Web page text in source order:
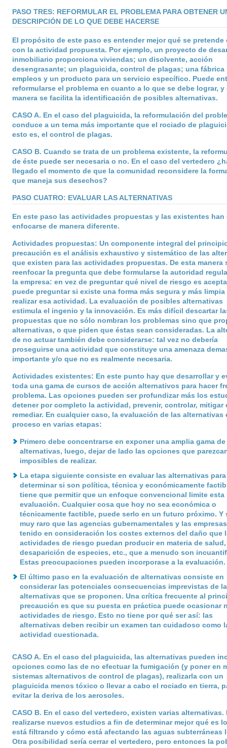
PASO TRES: REFORMULAR EL PROBLEMA PARA OBTENER
DESCRIPCIÓN DE LO QUE DEBE HACERSE
El propósito de este paso es entender mejor qué se pretende
con la actividad propuesta. Por ejemplo, un proyecto de
inmobiliario proporciona viviendas; un disolvente, acción
desengrasante; un plaguicida, control de plagas; una fábrica
empleos y un producto para un servicio específico. Puede
reformularse el problema en cuanto a lo que se debe lograr, y
manera se facilita la identificación de posibles alternativas.
CASO A. En el caso del plaguicida, la reformulación del
conduce a un tema más importante que el rociado de
esto es, el control de plagas.
CASO B. Cuando se trata de un problema existente, la
de éste puede ser necesaria o no. En el caso del vertedero
llegado el momento de que la comunidad reconsidere la
que maneja sus desechos?
PASO CUATRO: EVALUAR LAS ALTERNATIVAS
En este paso las actividades propuestas y las existentes han
enfocarse de manera diferente.
Actividades propuestas: Un componente integral del
precaución es el análisis exhaustivo y sistemático de las
que existen para las actividades propuestas. De esta manera
reenfocar la pregunta que debe formularse la autoridad
la empresa: en vez de preguntar qué nivel de riesgo es
puede preguntar si existe una forma más segura y más limpia
realizar esa actividad. La evaluación de posibles alternativas
estimula el ingenio y la innovación. Es más difícil descartar
propuestas que no sólo nombran los problemas sino que
alternativas, o que piden que éstas sean consideradas. La
de no actuar también debe considerarse: tal vez no debería
proseguirse una actividad que constituye una amenaza
importante y/o que no es realmente necesaria.
Actividades existentes: En este punto hay que desarrollar y
toda una gama de cursos de acción alternativos para hacer
problema. Las opciones pueden ser profundizar más los
detener por completo la actividad, prevenir, controlar, mitigar
remediar. En cualquier caso, la evaluación de las alternativas
proceso en varias etapas:
Primero debe concentrarse en exponer una amplia gama de
alternativas, luego, dejar de lado las opciones que
imposibles de realizar.
La etapa siguiente consiste en evaluar las alternativas para
determinar si son política, técnica y económicamente
tiene que permitir que un enfoque convencional limite esta
evaluación. Cualquier cosa que hoy no sea económica o
técnicamente factible, puede serlo en un futuro próximo. Y
muy raro que las agencias gubernamentales y las
tenido en consideración los costes externos del daño que
actividades de riesgo puedan producir en materia de salud,
desaparición de especies, etc., que a menudo son
Estas preocupaciones pueden incorporase a la evaluación.
El último paso en la evaluación de alternativas consiste en
considerar las potenciales consecuencias imprevistas de
alternativas que se proponen. Una crítica frecuente al
precaución es que su puesta en práctica puede ocasionar
actividades de riesgo. Esto no tiene por qué ser así: las
alternativas deben recibir un examen tan cuidadoso como
actividad cuestionada.
CASO A. En el caso del plaguicida, las alternativas pueden
opciones como las de no efectuar la fumigación (y poner en
sistemas alternativos de control de plagas), realizarla con un
plaguicida menos tóxico o llevar a cabo el rociado en tierra,
evitar la deriva de los aerosoles.
CASO B. En el caso del vertedero, existen varias alternativas.
realizarse nuevos estudios a fin de determinar mejor qué es
está filtrando y cómo está afectando las aguas subterráneas
Otra posibilidad sería cerrar el vertedero, pero entonces la